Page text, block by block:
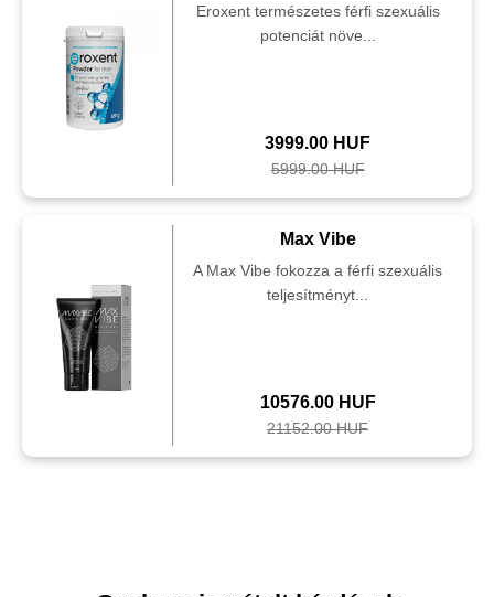
Eroxent természetes férfi szexuális
potenciát növe...
3999.00 HUF
5999.00 HUF
Max Vibe
A Max Vibe fokozza a férfi szexuális
teljesítményt...
10576.00 HUF
21152.00 HUF